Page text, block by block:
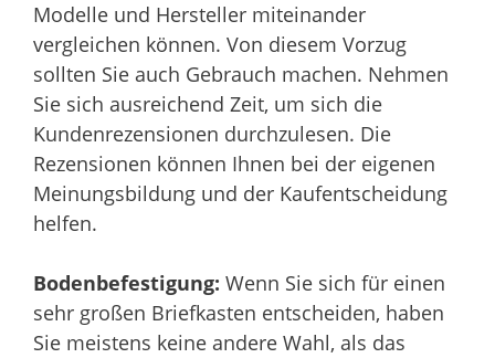
Modelle und Hersteller miteinander
vergleichen können. Von diesem Vorzug
sollten Sie auch Gebrauch machen. Nehmen
Sie sich ausreichend Zeit, um sich die
Kundenrezensionen durchzulesen. Die
Rezensionen können Ihnen bei der eigenen
Meinungsbildung und der Kaufentscheidung
helfen.
Bodenbefestigung: Wenn Sie sich für einen
sehr großen Briefkasten entscheiden, haben
Sie meistens keine andere Wahl, als das